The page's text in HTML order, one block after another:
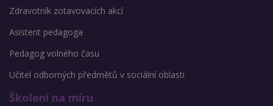
Zdravotník zotavovacích akcí
Asistent pedagoga
Pedagog volného času
Učitel odborných předmětů v sociální oblasti
Školení na míru